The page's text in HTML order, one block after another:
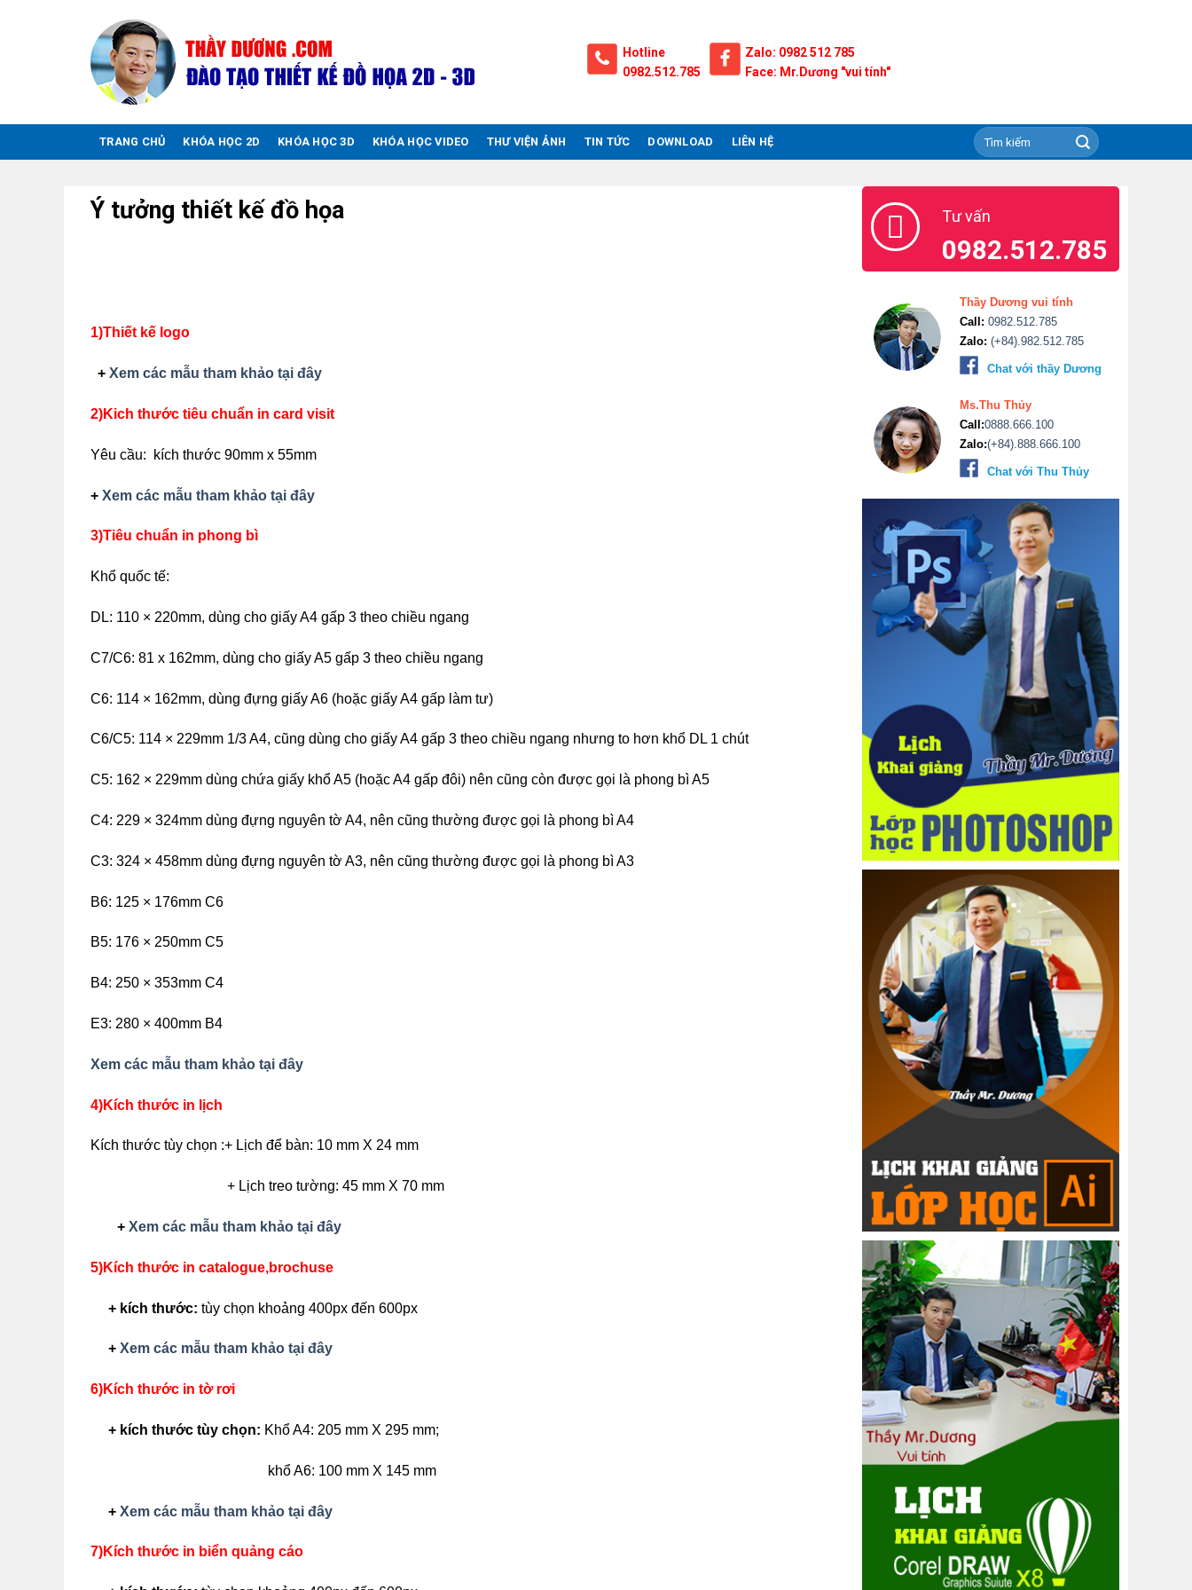
Hotline
0982.512.785
Zalo: 0982 512 785
Face: Mr.Dương "vui tính"
TRANG CHỦ KHÓA HỌC 2D KHÓA HỌC 3D KHÓA HỌC VIDEO THƯ VIỆN ẢNH TIN TỨC DOWNLOAD LIÊN HỆ
Ý tưởng thiết kế đồ họa
1)Thiết kế logo
+ Xem các mẫu tham khảo tại đây
2)Kich thước tiêu chuẩn in card visit
Yêu cầu: kích thước 90mm x 55mm
+ Xem các mẫu tham khảo tại đây
3)Tiêu chuẩn in phong bì
Khổ quốc tế:
DL: 110 × 220mm, dùng cho giấy A4 gấp 3 theo chiều ngang
C7/C6: 81 x 162mm, dùng cho giấy A5 gấp 3 theo chiều ngang
C6: 114 × 162mm, dùng đựng giấy A6 (hoặc giấy A4 gấp làm tư)
C6/C5: 114 × 229mm 1/3 A4, cũng dùng cho giấy A4 gấp 3 theo chiều ngang nhưng to hơn khổ DL 1 chút
C5: 162 × 229mm dùng chứa giấy khổ A5 (hoặc A4 gấp đôi) nên cũng còn được gọi là phong bì A5
C4: 229 × 324mm dùng đựng nguyên tờ A4, nên cũng thường được gọi là phong bì A4
C3: 324 × 458mm dùng đựng nguyên tờ A3, nên cũng thường được gọi là phong bì A3
B6: 125 × 176mm C6
B5: 176 × 250mm C5
B4: 250 × 353mm C4
E3: 280 × 400mm B4
Xem các mẫu tham khảo tại đây
4)Kích thước in lịch
Kích thước tùy chọn :+ Lịch để bàn: 10 mm X 24 mm
+ Lịch treo tường: 45 mm X 70 mm
+ Xem các mẫu tham khảo tại đây
5)Kích thước in catalogue,brochuse
+ kích thước: tùy chọn khoảng 400px đến 600px
+ Xem các mẫu tham khảo tại đây
6)Kích thước in tờ rơi
+ kích thước tùy chọn: Khổ A4: 205 mm X 295 mm;
khổ A6: 100 mm X 145 mm
+ Xem các mẫu tham khảo tại đây
7)Kích thước in biển quảng cáo
Tư vấn
0982.512.785
Thầy Dương vui tính
Call: 0982.512.785
Zalo: (+84).982.512.785
Chat với thầy Dương
Ms.Thu Thủy
Call:0888.666.100
Zalo:(+84).888.666.100
Chat với Thu Thủy